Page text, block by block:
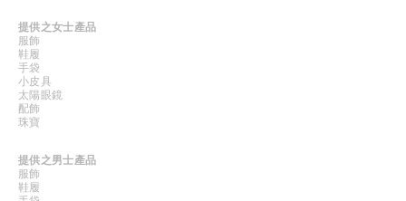
提供之女士產品
服飾
鞋履
手袋
小皮具
太陽眼鏡
配飾
珠寶
提供之男士產品
服飾
鞋履